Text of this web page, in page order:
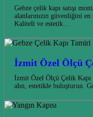
Gebze çelik kapı satışı
alanlarınızın güvenliğini
Kaliteli ve estetik…
İzmit Özel Ölçü
İzmit Özel Ölçü Çelik
alın, estetikle buluşturun.